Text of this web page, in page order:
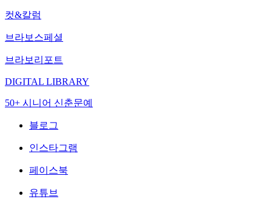
컷&칼럼
브라보스페셜
브라보리포트
DIGITAL LIBRARY
50+ 시니어 신춘문예
블로그
인스타그램
페이스북
유튜브